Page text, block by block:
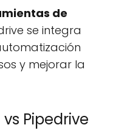
de
se integra
y mejorar la
Pipedrive